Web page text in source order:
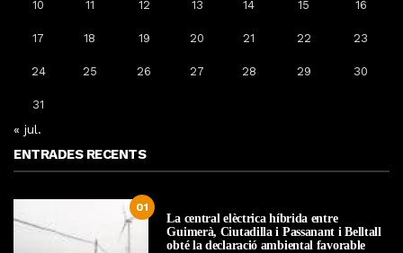
10 11 12 13 14 15 16
17 18 19 20 21 22 23
24 25 26 27 28 29 30
31
« jul.
ENTRADES RECENTS
01
La central elèctrica híbrida entre
Guimerà, Ciutadilla i Passanant i Belltall
obté la declaració ambiental favorable